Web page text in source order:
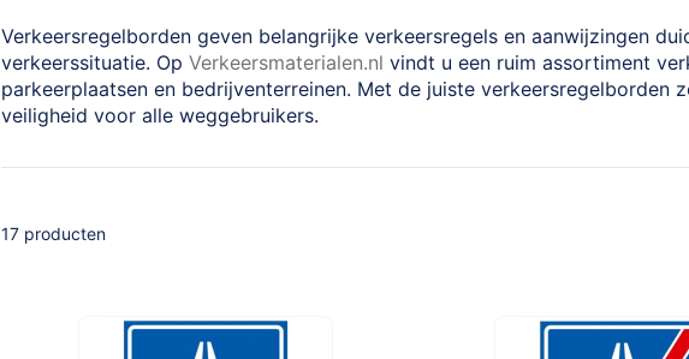
Verkeersregelborden geven belangrijke verkeersregels en aanwijzingen
verkeerssituatie. Op Verkeersmaterialen.nl vindt u een ruim assortiment
parkeerplaatsen en bedrijventerreinen. Met de juiste
veiligheid voor alle weggebruikers.
17producten